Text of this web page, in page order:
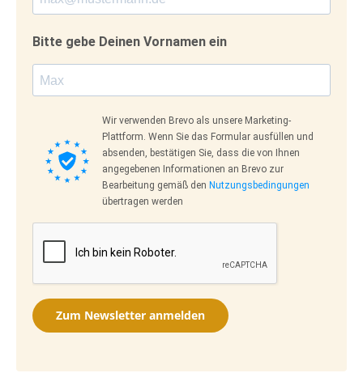
Bitte gebe Deinen Vornamen ein
Wir verwenden Brevo als unsere Marketing-
Plattform. Wenn Sie das Formular ausfüllen und
absenden, bestätigen Sie, dass die von Ihnen
angegebenen Informationen an Brevo zur
Bearbeitung gemäß den Nutzungsbedingungen
übertragen werden
Zum Newsletter anmelden